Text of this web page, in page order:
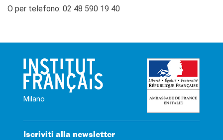
O per telefono: 02 48 590 19 40
Milano
Iscriviti alla newsletter